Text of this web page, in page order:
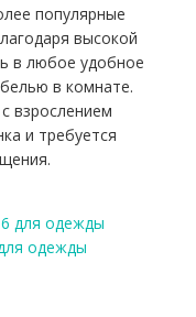
популярные
высокой
в любое удобное
в комнате.
взрослением
и требуется
одежды